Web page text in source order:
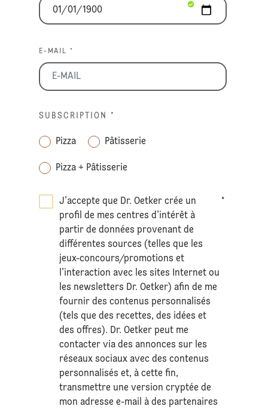
E-MAIL *
SUBSCRIPTION *
Pizza Pâtisserie
Pizza + Pâtisserie
J’accepte que Dr. Oetker crée un
profil de mes centres d’intérêt à
partir de données provenant de
différentes sources (telles que les
jeux-concours/promotions et
l’interaction avec les sites Internet ou
les newsletters Dr. Oetker) afin de me
fournir des contenus personnalisés
(tels que des recettes, des idées et
des offres). Dr. Oetker peut me
contacter via des annonces sur les
réseaux sociaux avec des contenus
personnalisés et, à cette fin,
transmettre une version cryptée de
mon adresse e-mail à des partenaires
*